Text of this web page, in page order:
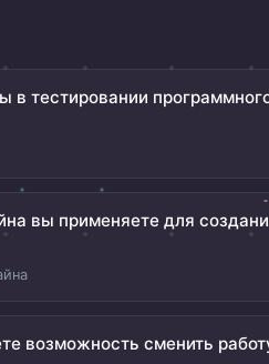
в тестировании
вы применяете для
возможность сменить